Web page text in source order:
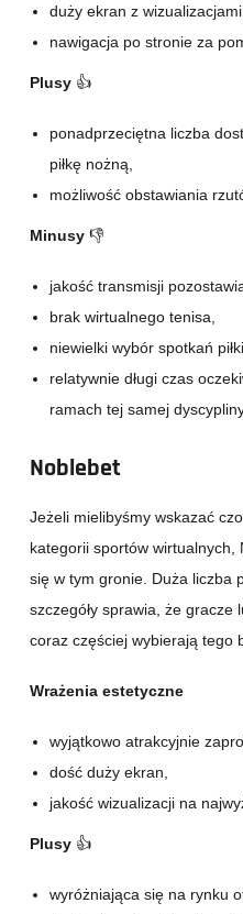
duży ekran z wizualizacjami
nawigacja po stronie za
Plusy 👍
ponadprzeciętna liczba
piłkę nożną,
możliwość obstawiania
Minusy 👎
jakość transmisji
brak wirtualnego tenisa,
niewielki wybór spotkań
relatywnie długi czas
ramach tej samej
Noblebet
Jeżeli mielibyśmy wskazać
kategorii sportów wirtualnych,
się w tym gronie. Duża liczba
szczegóły sprawia, że gracze
coraz częściej wybierają tego
Wrażenia estetyczne
wyjątkowo atrakcyjnie
dość duży ekran,
jakość wizualizacji na
Plusy 👍
wyróżniająca się na rynku